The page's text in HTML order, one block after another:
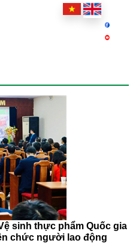
sinh thực phẩm Quốc gia
chức người lao động